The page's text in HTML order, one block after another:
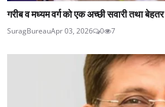
गरीब व मध्यम वर्ग को एक अच्छी सवारी तथा
SuragBureauApr 03, 2026 0 7